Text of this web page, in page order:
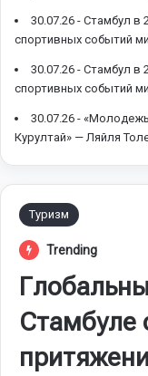
Туризм
Trending
Стамбуле
30.07.26 - Стамбул в
спортивных событий
30.07.26 - Стамбул в
спортивных событий
30.07.26 -
Курултай» — Ляйля